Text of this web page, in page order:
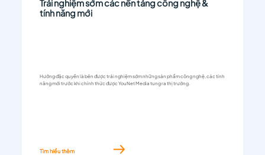
Tìm hiểu thêm
Trải nghiệm sớm các nền tảng công nghệ &
tính năng mới
Hưởng đặc quyền là bên được trải nghiệm sớm những sản phẩm công nghệ, các tính
năng mới trước khi chính thức được YouNet Media tung ra thị trường.